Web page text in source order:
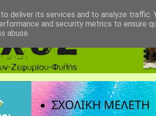
deliver its services and to analyze traffic.
and security metrics to ensure
abuse.